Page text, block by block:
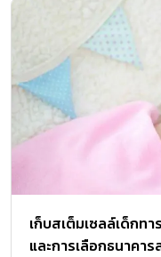
ในเด็ก โดยกุมารแพทย์โร
เฉพาะทาง ที่โรงพยาบาล
อะไร อาการเป็นอย่างไร
ประเภทหลัก คือโรคหัวใจพิ
ผิดปกติตั้งแต่อยู่ในครรภ์
เกิดขึ้นภายหลัง เช่น โรคค
อักเสบจากเชื้อไวรัส ซึ่งอ
ได้ สังเกตสัญญาณเตือนโร
หอบขณะออกกำลังกาย ห
และเล็บขณะดูดนม ร่วมกั
หน้ามืด เป็นลม เหงื่อออก
เก็บสเต็มเซลล์เด็กท
และการเลือกธนาคาร